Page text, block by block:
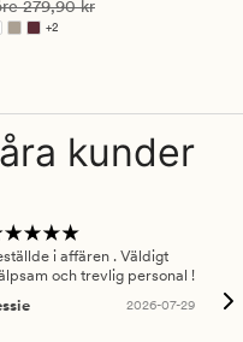
pris 279,90 kr
279,90 kr
+2
Finns i fler färger
kunder
i affären . Väldigt
och trevlig personal !
2026-07-29